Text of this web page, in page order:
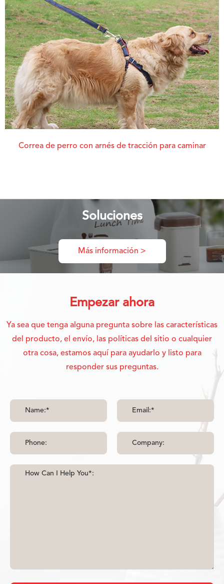
Correa de perro con arnés de tracción para caminar
Soluciones
Más información >
Empezar ahora
Ya sea que tenga alguna pregunta sobre las características
del producto, el envío, las políticas del sitio o cualquier
otra cosa, estamos aquí para ayudarlo y listo para
responder sus preguntas.